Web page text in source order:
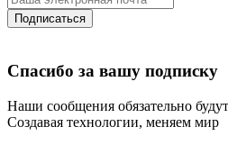
Подписаться
Спасибо за вашу подписку
Наши сообщения обязательно
Создавая технологии, меняем мир